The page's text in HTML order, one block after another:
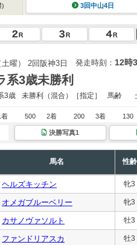
3回中山4日
曜） 2回阪神3日 発走時刻： 12時
系3歳未勝利
3歳 未勝利 （混合）［指定］ 馬齢
着 500 2着 200 3着 130
決勝写真1
馬名 性齢
ヘルズキッチン 牝3
オメガブルーベリー 牝3
カサノヴァソルト 牡3
ファンドリアスカ 牡3